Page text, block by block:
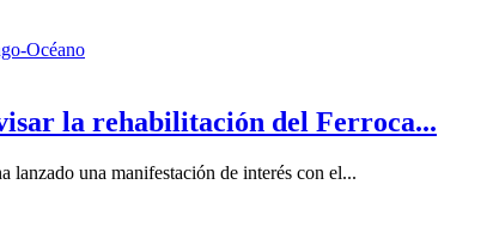
la rehabilitación del Ferroca...
una manifestación de interés con el...